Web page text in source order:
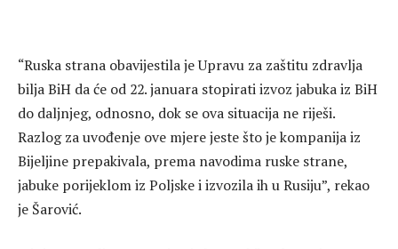
“Ruska strana obavijestila je Upravu za zaštitu zdravlja
bilja BiH da će od 22. januara stopirati izvoz jabuka iz BiH
do daljnjeg, odnosno, dok se ova situacija ne riješi.
Razlog za uvođenje ove mjere jeste što je kompanija iz
Bijeljine prepakivala, prema navodima ruske strane,
jabuke porijeklom iz Poljske i izvozila ih u Rusiju”, rekao
je Šarović.